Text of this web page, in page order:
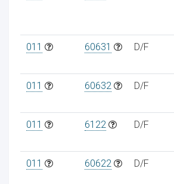
011 60631 D/F
011 60632 D/F
011 6122 D/F
011 60622 D/F